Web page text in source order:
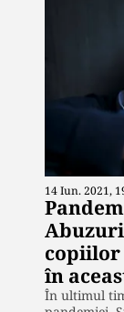
14 Iun. 2021,
în
În ultimul